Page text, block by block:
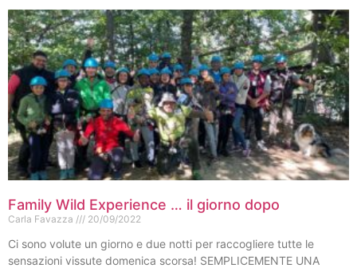
Family Wild Experience … il giorno dopo
Carla Favazza 20/09/2022
Ci sono volute un giorno e due notti per raccogliere tutte le
sensazioni vissute domenica scorsa! SEMPLICEMENTE UNA